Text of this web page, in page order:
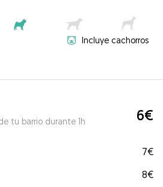
Incluye cachorros
tu barrio durante 1h 6€
7€
8€